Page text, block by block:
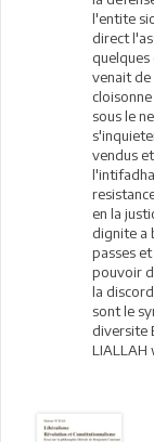
l'entite
direct
quelques
venait
sous le
vendus
en la
dignite a
passes
pouvoir
la
sont le
diversite
LIALLAH